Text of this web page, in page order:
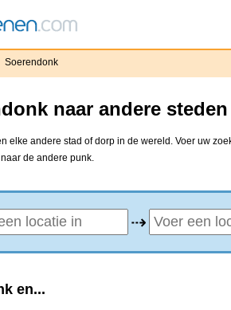
Soerendonk
naar andere
elke andere stad of dorp in de wereld. Voer uw
de andere punk.
⇢
en...